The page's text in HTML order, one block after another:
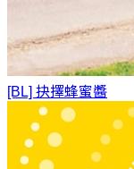
[BL] 抉擇蜂蜜醬